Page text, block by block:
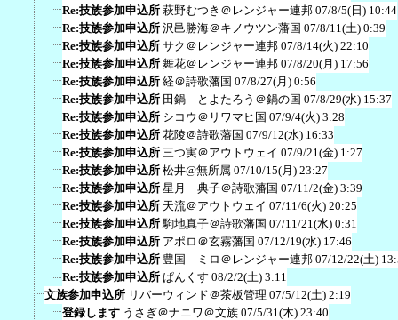
Re:技族参加申込所 萩野むつき＠レンジャー連邦 07/8/5(日) 10:44
Re:技族参加申込所 沢邑勝海＠キノウツン藩国 07/8/11(土) 0:39
Re:技族参加申込所 サク＠レンジャー連邦 07/8/14(火) 22:10
Re:技族参加申込所 舞花＠レンジャー連邦 07/8/20(月) 17:56
Re:技族参加申込所 経＠詩歌藩国 07/8/27(月) 0:56
Re:技族参加申込所 田鍋 とよたろう＠鍋の国 07/8/29(水) 15:37
Re:技族参加申込所 シコウ＠リワマヒ国 07/9/4(火) 3:28
Re:技族参加申込所 花陵＠詩歌藩国 07/9/12(水) 16:33
Re:技族参加申込所 三つ実＠アウトウェイ 07/9/21(金) 1:27
Re:技族参加申込所 松井@無所属 07/10/15(月) 23:27
Re:技族参加申込所 星月 典子＠詩歌藩国 07/11/2(金) 3:39
Re:技族参加申込所 天流＠アウトウェイ 07/11/6(火) 20:25
Re:技族参加申込所 駒地真子＠詩歌藩国 07/11/21(水) 0:31
Re:技族参加申込所 アポロ＠玄霧藩国 07/12/19(水) 17:46
Re:技族参加申込所 豊国 ミロ＠レンジャー連邦 07/12/22(土)
Re:技族参加申込所 ぱんくす 08/2/2(土) 3:11
文族参加申込所 リバーウィンド＠茶板管理 07/5/12(土) 2:19
登録します うさぎ＠ナニワ＠文族 07/5/31(木) 23:40